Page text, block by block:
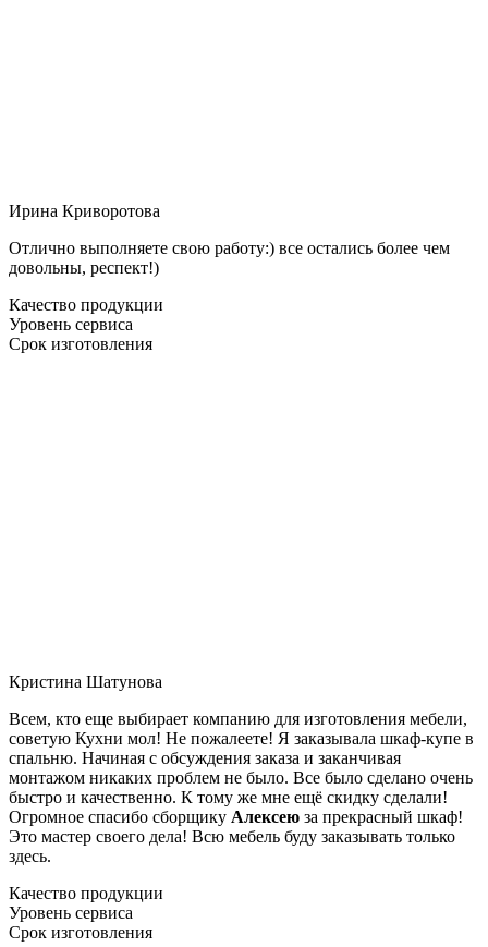
Ирина Криворотова
Отлично выполняете свою работу:) все остались более чем
довольны, респект!)
Качество продукции
Уровень сервиса
Срок изготовления
Кристина Шатунова
Всем, кто еще выбирает компанию для изготовления мебели,
советую Кухни мол! Не пожалеете! Я заказывала шкаф-купе в
спальню. Начиная с обсуждения заказа и заканчивая
монтажом никаких проблем не было. Все было сделано очень
быстро и качественно. К тому же мне ещё скидку сделали!
Огромное спасибо сборщику Алексею за прекрасный шкаф!
Это мастер своего дела! Всю мебель буду заказывать только
здесь.
Качество продукции
Уровень сервиса
Срок изготовления